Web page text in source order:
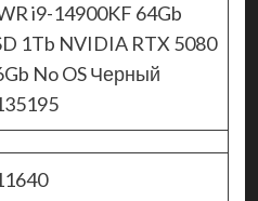
i9-14900KF 64Gb
1Tb NVIDIA RTX 5080
No OS Черный